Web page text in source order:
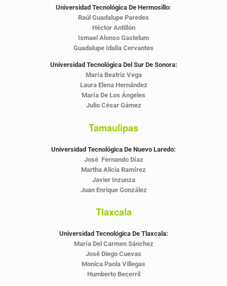
Universidad Tecnológica De Hermosillo:
Raúl Guadalupe Paredes
Héctor Antillón
Ismael Alonso Gastelum
Guadalupe Idalia Cervantes
Universidad Tecnológica Del Sur De Sonora:
María Beatriz Vega
Laura Elena Hernández
María De Los Ángeles
Julio César Gámez
Tamaulipas
Universidad Tecnológica De Nuevo Laredo:
José Fernando Díaz
Martha Alicia Ramírez
Javier Inzunza
Juan Enrique González
Tlaxcala
Universidad Tecnológica De Tlaxcala:
María Del Carmen Sánchez
José Diego Cuevas
Monica Paola Villegas
Humberto Becerril